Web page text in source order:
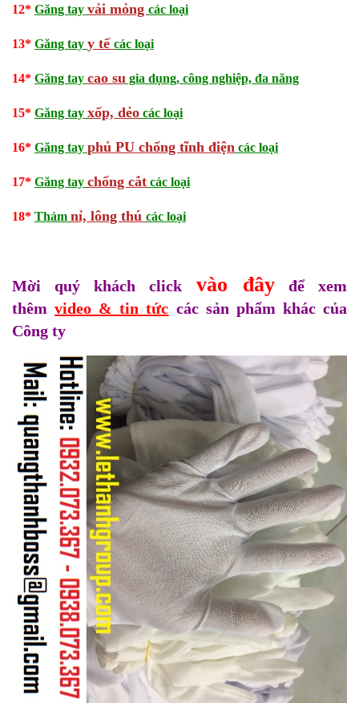
12* Găng tay vải mỏng các loại
13* Găng tay y tế các loại
14* Găng tay cao su gia dụng, công nghiệp, đa năng
15* Găng tay xốp, dẻo các loại
16* Găng tay phủ PU chống tĩnh điện các loại
17* Găng tay chống cắt các loại
18* Thảm nỉ, lông thú các loại
Mời quý khách click vào đâyđể xem
thêmvideo & tin tức các sản phẩm khác của
Công ty